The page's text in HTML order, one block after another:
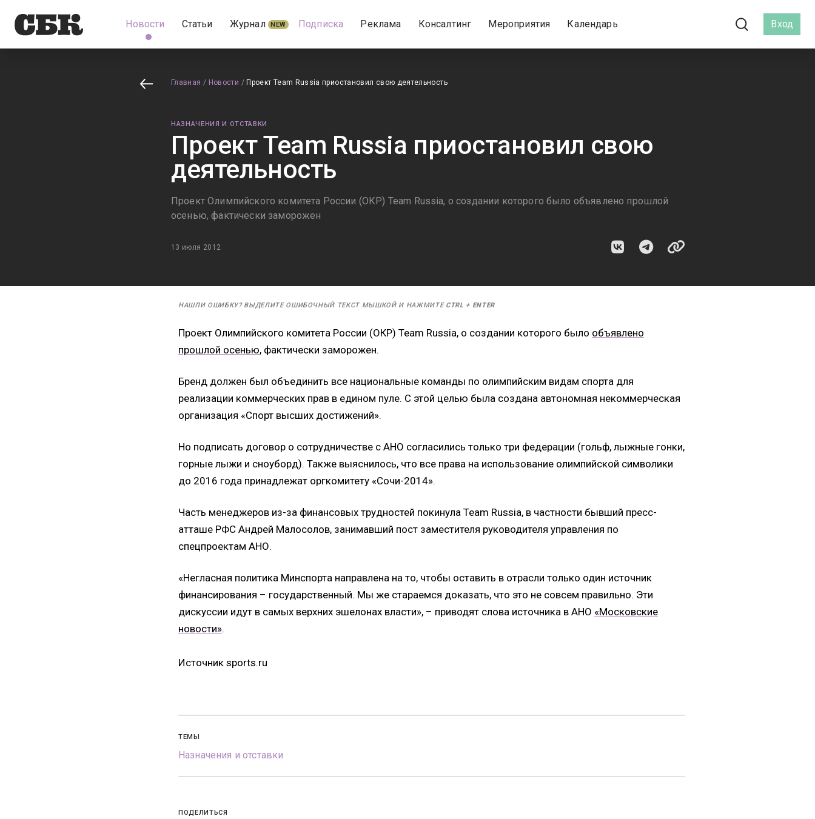
Новости Статьи Журнал NEW Подписка Реклама Консалтинг Мероприятия Календарь Вход
Главная / Новости / Проект Team Russia приостановил свою деятельность
НАЗНАЧЕНИЯ И ОТСТАВКИ
Проект Team Russia приостановил свою
деятельность
Проект Олимпийского комитета России (ОКР) Team Russia, о создании которого было объявлено прошлой
осенью, фактически заморожен
13 июля 2012
НАШЛИ ОШИБКУ? ВЫДЕЛИТЕ ОШИБОЧНЫЙ ТЕКСТ МЫШКОЙ И НАЖМИТЕ CTRL + ENTER
Проект Олимпийского комитета России (ОКР) Team Russia, о создании которого было объявлено
прошлой осенью, фактически заморожен.
Бренд должен был объединить все национальные команды по олимпийским видам спорта для
реализации коммерческих прав в едином пуле. С этой целью была создана автономная некоммерческая
организация «Спорт высших достижений».
Но подписать договор о сотрудничестве с АНО согласились только три федерации (гольф, лыжные гонки,
горные лыжи и сноуборд). Также выяснилось, что все права на использование олимпийской символики
до 2016 года принадлежат оргкомитету «Сочи-2014».
Часть менеджеров из-за финансовых трудностей покинула Team Russia, в частности бывший пресс-
атташе РФС Андрей Малосолов, занимавший пост заместителя руководителя управления по
спецпроектам АНО.
«Негласная политика Минспорта направлена на то, чтобы оставить в отрасли только один источник
финансирования – государственный. Мы же стараемся доказать, что это не совсем правильно. Эти
дискуссии идут в самых верхних эшелонах власти», – приводят слова источника в АНО «Московские
новости».
Источник sports.ru
ТЕМЫ
Назначения и отставки
ПОДЕЛИТЬСЯ